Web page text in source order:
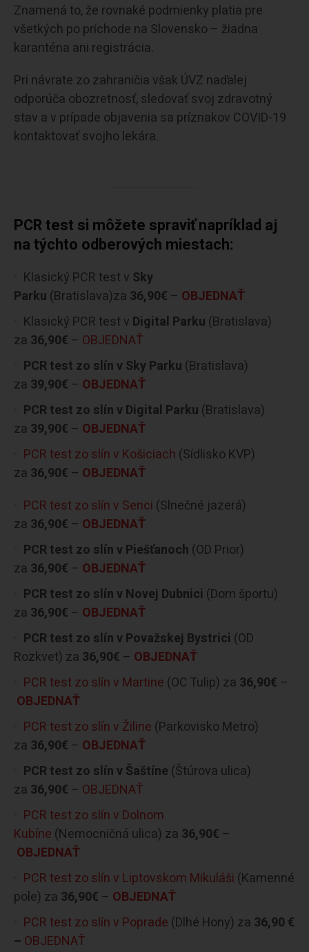
Znamená to, že rovnaké podmienky platia pre
všetkých po príchode na Slovensko – žiadna
karanténa ani registrácia.
Pri návrate zo zahraničia však ÚVZ naďalej
odporúča obozretnosť, sledovať svoj zdravotný
stav a v prípade objavenia sa príznakov COVID-19
kontaktovať svojho lekára.
PCR test si môžete spraviť napríklad aj
na týchto odberových miestach:
Klasický PCR test v Sky
Parku (Bratislava)za 36,90€ – OBJEDNAŤ
Klasický PCR test v Digital Parku (Bratislava)
za 36,90€ – OBJEDNAŤ
PCR test zo slín v Sky Parku (Bratislava)
za 39,90€ – OBJEDNAŤ
PCR test zo slín v Digital Parku (Bratislava)
za 39,90€ – OBJEDNAŤ
PCR test zo slín v Košiciach (Sídlisko KVP)
za 36,90€ – OBJEDNAŤ
PCR test zo slín v Senci (Slnečné jazerá)
za 36,90€ – OBJEDNAŤ
PCR test zo slín v Piešťanoch (OD Prior)
za 36,90€ – OBJEDNAŤ
PCR test zo slín v Novej Dubnici (Dom športu)
za 36,90€ – OBJEDNAŤ
PCR test zo slín v Považskej Bystrici (OD
Rozkvet) za 36,90€ – OBJEDNAŤ
PCR test zo slín v Martine (OC Tulip) za 36,90€ –
OBJEDNAŤ
PCR test zo slín v Žiline (Parkovisko Metro)
za 36,90€ – OBJEDNAŤ
PCR test zo slín v Šaštíne (Štúrova ulica)
za 36,90€ – OBJEDNAŤ
PCR test zo slín v Dolnom
Kubíne (Nemocničná ulica) za 36,90€ –
OBJEDNAŤ
PCR test zo slín v Liptovskom Mikuláši (Kamenné
pole) za 36,90€ – OBJEDNAŤ
PCR test zo slín v Poprade (Dlhé Hony) za 36,90 €
– OBJEDNAŤ